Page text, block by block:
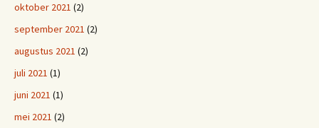
oktober 2021 (2)
september 2021 (2)
augustus 2021 (2)
juli 2021 (1)
juni 2021 (1)
mei 2021 (2)